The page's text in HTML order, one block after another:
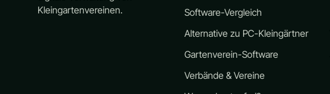
Kleingartenvereinen.
Software-Vergleich
Alternative zu PC-Kleingärtner
Gartenverein-Software
Verbände & Vereine